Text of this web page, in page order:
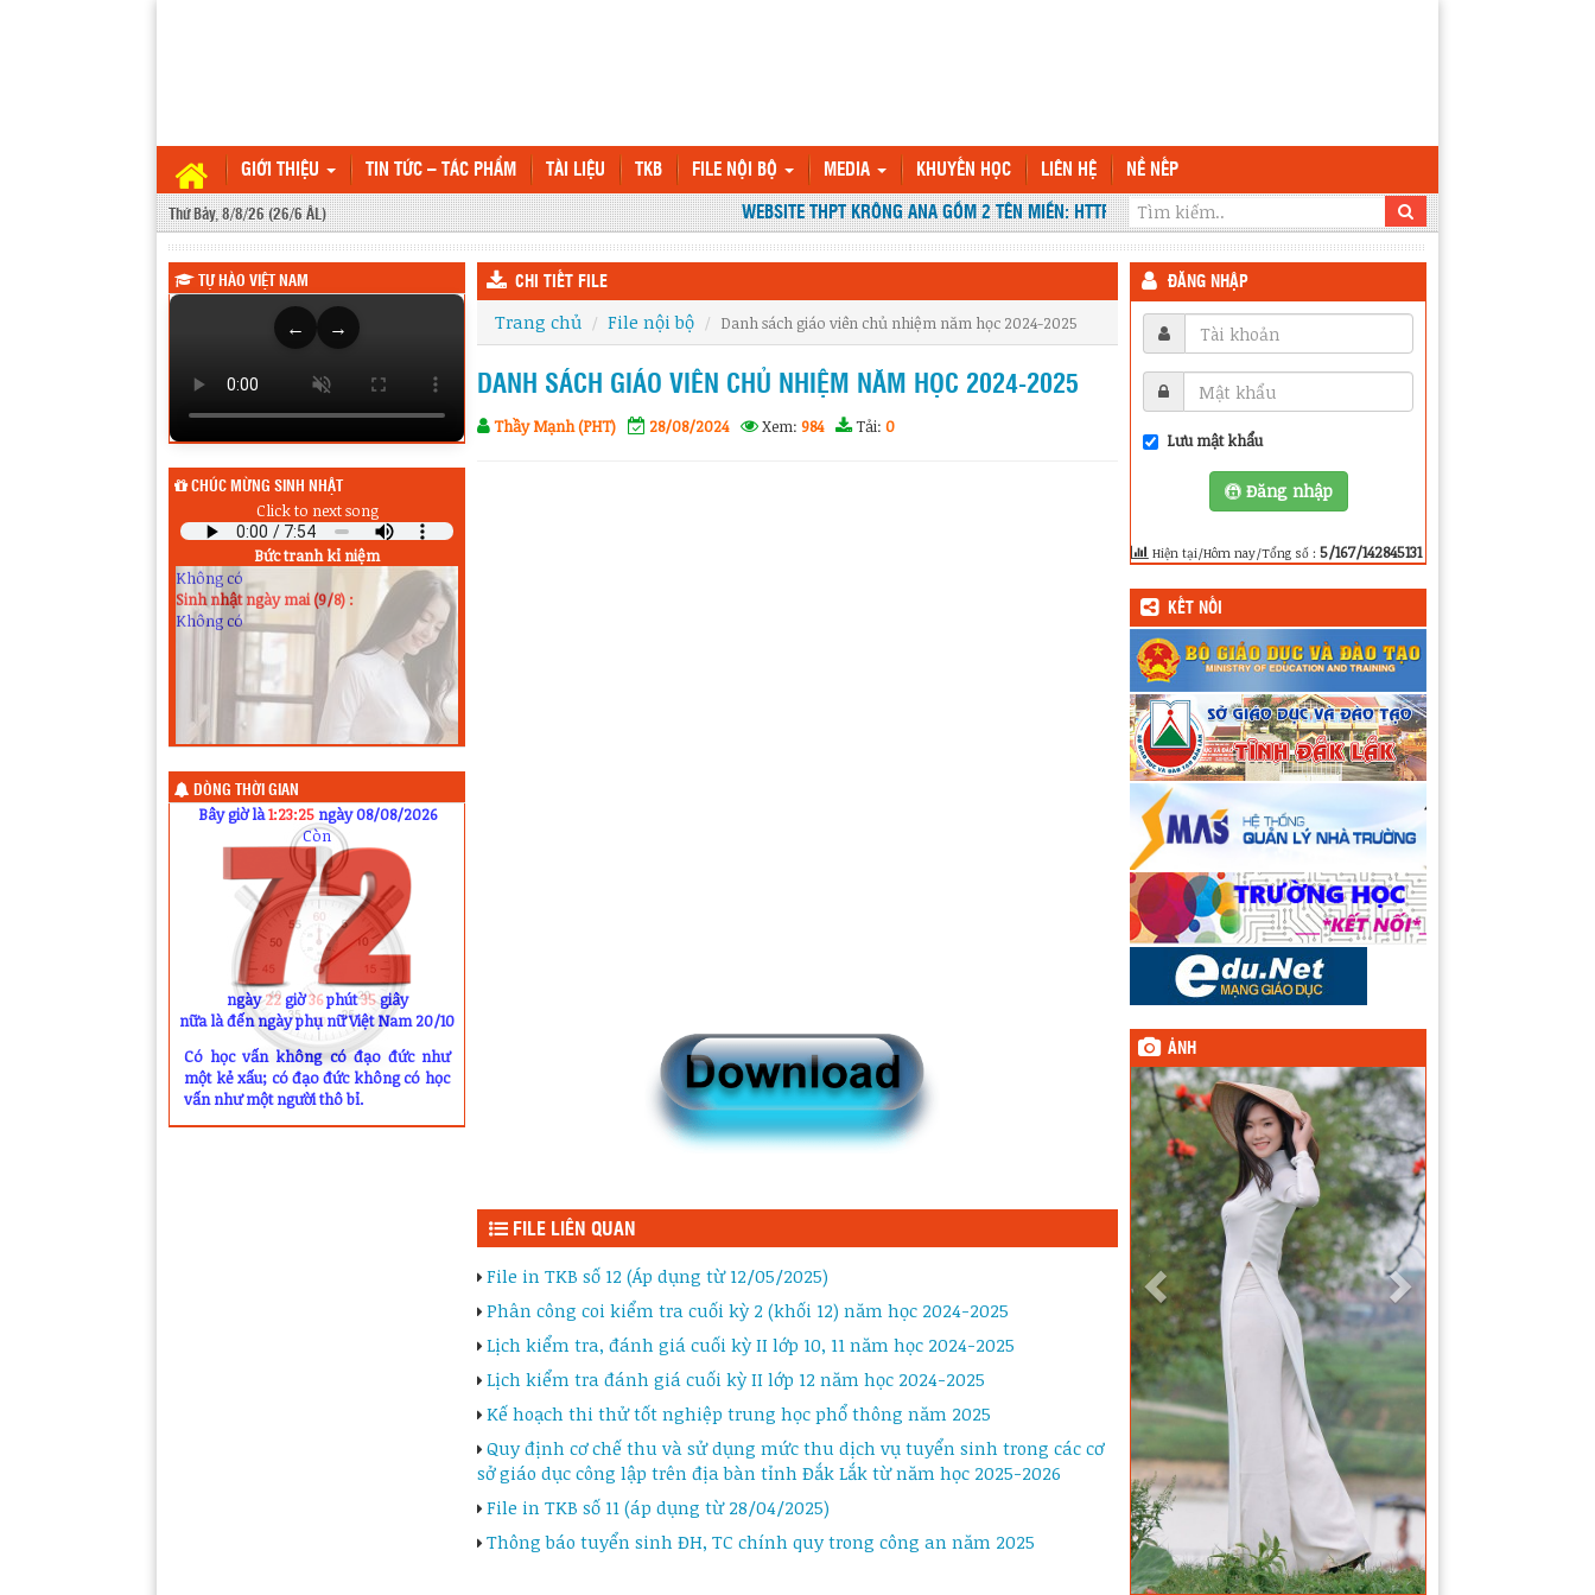
GIỚI THIỆU TIN TỨC – TÁC PHẨM TÀI LIỆU TKB FILE NỘI BỘ MEDIA KHUYẾN HỌC LIÊN HỆ NỀ NẾP
Thứ Bảy, 8/8/26 (26/6 ÂL) WEBSITE THPT KRÔNG ANA GỒM 2 TÊN MIỀN: HTTP://THPTKRONGANA.EDU.VN VÀ HTTP://
TỰ HÀO VIỆT NAM
← →
CHÚC MỪNG SINH NHẬT
Click to next song
Bức tranh kỉ niệm
Sinh nhật hôm qua (7/8) :
Không có
Sinh nhật hôm nay (8/8) :
Không có
Sinh nhật ngày mai (9/8) :
Không có
DÒNG THỜI GIAN
Bây giờ là1:23:26ngày 08/08/2026
Còn
ngày22giờ36phút34giây
nữa là đến ngày phụ nữ Việt Nam 20/10
Có học vấn không có đạo đức như
một kẻ xấu; có đạo đức không có học
vấn như một người thô bỉ.
CHI TIẾT FILE
Trang chủ File nội bộ Danh sách giáo viên chủ nhiệm năm học 2024-2025
DANH SÁCH GIÁO VIÊN CHỦ NHIỆM NĂM HỌC 2024-2025
Thầy Mạnh (PHT) 28/08/2024 Xem: 984 Tải: 0
FILE LIÊN QUAN
File in TKB số 12 (Áp dụng từ 12/05/2025)
Phân công coi kiểm tra cuối kỳ 2 (khối 12) năm học 2024-2025
Lịch kiểm tra, đánh giá cuối kỳ II lớp 10, 11 năm học 2024-2025
Lịch kiểm tra đánh giá cuối kỳ II lớp 12 năm học 2024-2025
Kế hoạch thi thử tốt nghiệp trung học phổ thông năm 2025
Quy định cơ chế thu và sử dụng mức thu dịch vụ tuyển sinh trong các cơ
sở giáo dục công lập trên địa bàn tỉnh Đắk Lắk từ năm học 2025-2026
File in TKB số 11 (áp dụng từ 28/04/2025)
Thông báo tuyển sinh ĐH, TC chính quy trong công an năm 2025
ĐĂNG NHẬP
Lưu mật khẩu
Đăng nhập
Hiện tại/Hôm nay/Tổng số : 5/167/142845131
KẾT NỐI
ẢNH